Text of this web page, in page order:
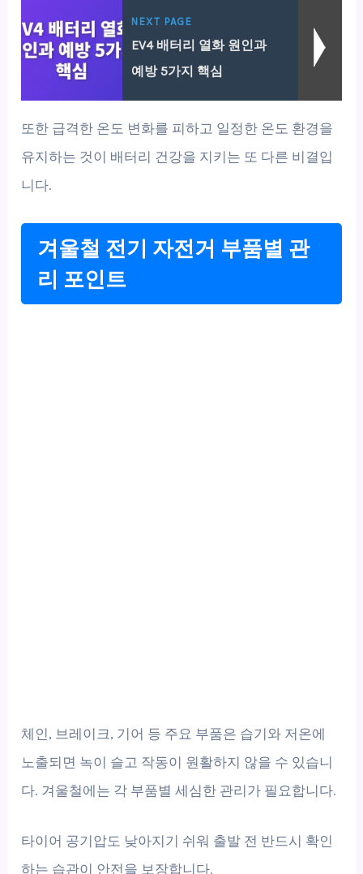
NEXT PAGE
EV4 배터리 열화 원인과
예방 5가지 핵심
또한 급격한 온도 변화를 피하고 일정한 온도 환경을
유지하는 것이 배터리 건강을 지키는 또 다른 비결입
니다.
겨울철 전기 자전거 부품별 관
리 포인트
체인, 브레이크, 기어 등 주요 부품은 습기와 저온에
노출되면 녹이 슬고 작동이 원활하지 않을 수 있습니
다. 겨울철에는 각 부품별 세심한 관리가 필요합니다.
타이어 공기압도 낮아지기 쉬워 출발 전 반드시 확인
하는 습관이 안전을 보장합니다.